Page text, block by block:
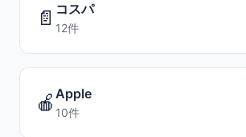
📄 コスパ
12件
🍎 Apple
10件